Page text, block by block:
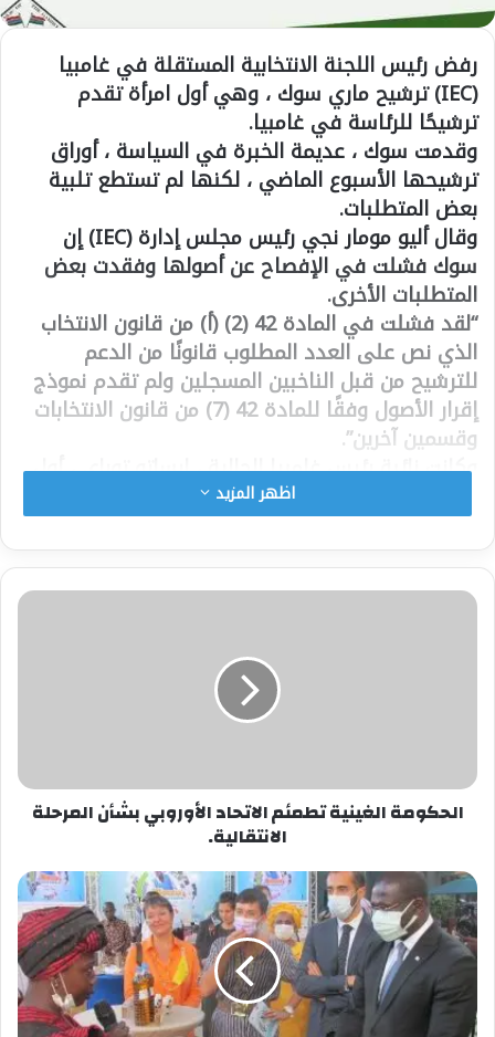
رفض رئيس اللجنة الانتخابية المستقلة في غامبيا
(IEC) ترشيح ماري سوك ، وهي أول امرأة تقدم
ترشيحًا للرئاسة في غامبيا.
وقدمت سوك ، عديمة الخبرة في السياسة ، أوراق
ترشيحها الأسبوع الماضي ، لكنها لم تستطع تلبية
بعض المتطلبات.
وقال أليو مومار نجي رئيس مجلس إدارة (IEC) إن
سوك فشلت في الإفصاح عن أصولها وفقدت بعض
المتطلبات الأخرى.
“لقد فشلت في المادة 42 (2) (أ) من قانون الانتخاب
الذي نص على العدد المطلوب قانونًا من الدعم
للترشيح من قبل الناخبين المسجلين ولم تقدم نموذج
إقرار الأصول وفقًا للمادة 42 (7) من قانون الانتخابات
وقسمين آخرين”.
وكانت نائبة رئيس غامبيا الحالية ، إيساتو توراي ، أول
امرأة تعلن نيتها الترشح للرئاسة في عام 2016.
انضمت لاحقًا إلى الأحزاب السبعة التي دعمت الرئيس
أداما بارو.
وهذا ما يجعل سوك المرأة الوحيدة التي قدمت
ترشيحا للانتخابات حتى الآن.
سوك ، التي تحمل جنسية مزدوجة ، إنها لا تستطيع
التخلي عن جنسيتها الأمريكية بسبب جائحة كوفيد
-19. وهو أيضًا شرط أن يكون المرشحون مؤهلين
وقالت إن هذا أثر على استعدادها أثناء التقدم
للترشيح.
ولا تزال المرأة تلعب دورًا رئيسيًا في العملية الانتخابية
في غامبيا ، ولكن تمثيلها منخفض في الحكومة.
ودعت النساء في غامبيا إلى المشاركة والفرص
المتساوية للمرأة.
وقالت جاما جاك ، ناشطة نسوية ، إن هناك حاجة لأن
تستمر المرأة في تولي الأدوار القيادية في البلاد.
وقالت: “من المؤسف أنه في هذه الجولة من
اظهر المزيد
الحكومة الغينية تطمئم الاتحاد الأوروبي بشأن المرحلة
الانتقالية.